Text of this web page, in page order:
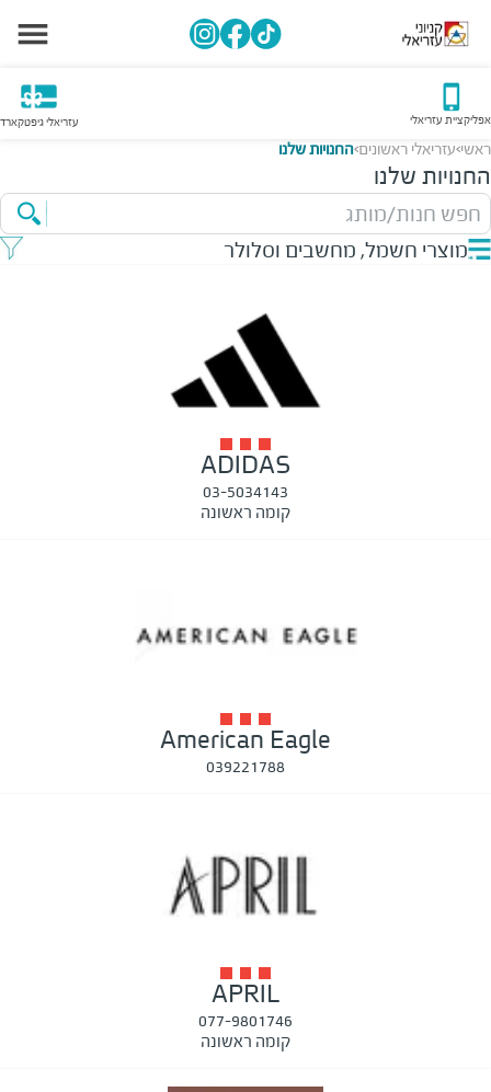
אפליקציית עזריאלי עזריאלי גיפטקארד
ראשי>עזריאלי ראשונים>החנויות שלנו
החנויות שלנו
חפש חנות/מותג
מוצרי חשמל, מחשבים וסלולר
ADIDAS
03-5034143
קומה ראשונה
American Eagle
039221788
APRIL
077-9801746
קומה ראשונה